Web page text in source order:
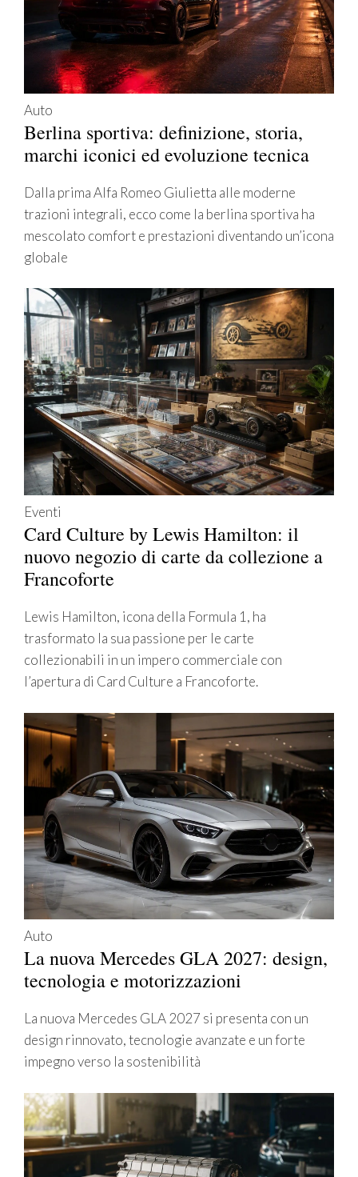
Auto
Berlina sportiva: definizione, storia,
marchi iconici ed evoluzione tecnica
Dalla prima Alfa Romeo Giulietta alle moderne
trazioni integrali, ecco come la berlina sportiva ha
mescolato comfort e prestazioni diventando un’icona
globale
Eventi
Card Culture by Lewis Hamilton: il
nuovo negozio di carte da collezione a
Francoforte
Lewis Hamilton, icona della Formula 1, ha
trasformato la sua passione per le carte
collezionabili in un impero commerciale con
l’apertura di Card Culture a Francoforte.
Auto
La nuova Mercedes GLA 2027: design,
tecnologia e motorizzazioni
La nuova Mercedes GLA 2027 si presenta con un
design rinnovato, tecnologie avanzate e un forte
impegno verso la sostenibilità